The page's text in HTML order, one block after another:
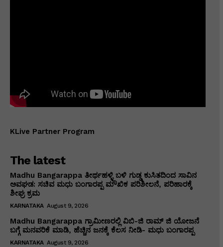
KLive Partner Program
The latest
Madhu Bangarappa ತೀರ್ಥಹಳ್ಳಿ ಬಳಿ ಗುಡ್ಡ ಕುಸಿತದಿಂದ ಸಾವಿನ
ಅವಘಡ: ಸಚಿವ ಮಧು ಬಂಗಾರಪ್ಪ ಮೌಖಿಕ ಪರಿಶೀಲನೆ, ಪರಿಹಾರಕ್ಕೆ
ಶೀಘ್ರ ಕ್ರಮ
KARNATAKA August 9, 2026
Madhu Bangarappa ಗ್ರಾಮೀಣರಲ್ಲಿ ವಿಬಿ-ಜಿ ರಾಮ್ ಜಿ ಯೋಜನೆ
ಬಗ್ಗೆ ಮನವರಿಕೆ ಮಾಡಿ, ಹೆಚ್ಚಿನ ಜನಕ್ಕೆ ಕೆಲಸ ನೀಡಿ- ಮಧು ಬಂಗಾರಪ್ಪ
KARNATAKA August 9, 2026